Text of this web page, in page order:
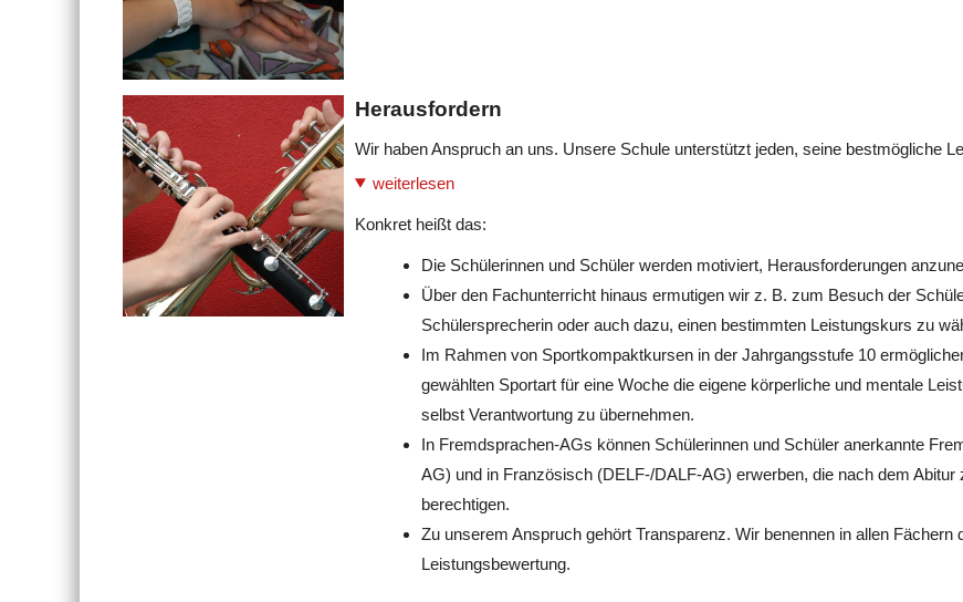
Herausfordern
Wir haben Anspruch an uns. Unsere Schule unterstützt jeden, seine bestmögliche
weiterlesen
Konkret heißt das:
Die Schülerinnen und Schüler werden motiviert, Herausforderungen
Über den Fachunterricht hinaus ermutigen wir z. B. zum Besuch der
Schülersprecherin oder auch dazu, einen bestimmten Leistungskurs zu
Im Rahmen von Sportkompaktkursen in der Jahrgangsstufe 10
gewählten Sportart für eine Woche die eigene körperliche und mentale
selbst Verantwortung zu übernehmen.
In Fremdsprachen-AGs können Schülerinnen und Schüler anerkannte
AG) und in Französisch (DELF-/DALF-AG) erwerben, die nach dem
berechtigen.
Zu unserem Anspruch gehört Transparenz. Wir benennen in allen
Leistungsbewertung.